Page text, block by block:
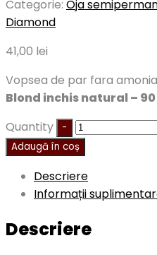
Categorie: Oja
Diamond
41,00 lei
Vopsea de par fara
Blond inchis natural –
Quantity
Adaugă în coș
Descriere
Informații
Descriere